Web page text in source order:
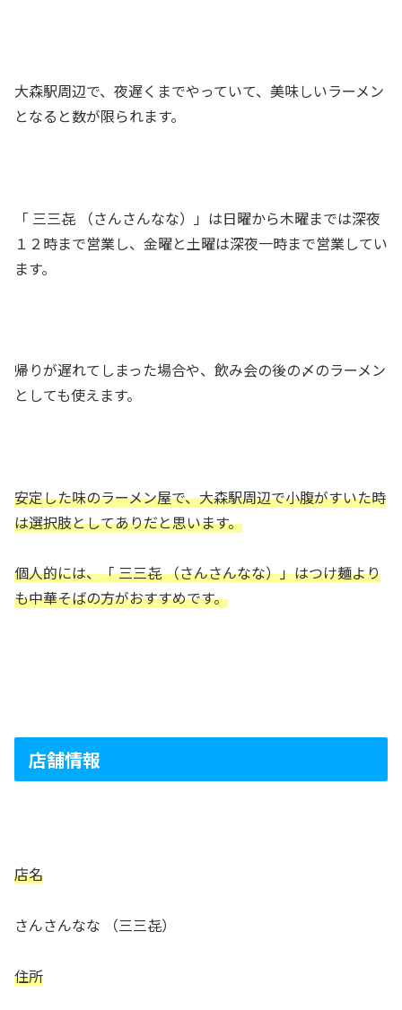
大森駅周辺で、夜遅くまでやっていて、美味しいラーメン
となると数が限られます。
「 三三㐂 （さんさんなな）」は日曜から木曜までは深夜
１２時まで営業し、金曜と土曜は深夜一時まで営業してい
ます。
帰りが遅れてしまった場合や、飲み会の後の〆のラーメン
としても使えます。
安定した味のラーメン屋で、大森駅周辺で小腹がすいた時
は選択肢としてありだと思います。
個人的には、「 三三㐂 （さんさんなな）」はつけ麺より
も中華そばの方がおすすめです。
店舗情報
店名
さんさんなな （三三㐂）
住所